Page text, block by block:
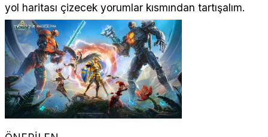
yol haritası çizecek yorumlar kısmından tartışalım.